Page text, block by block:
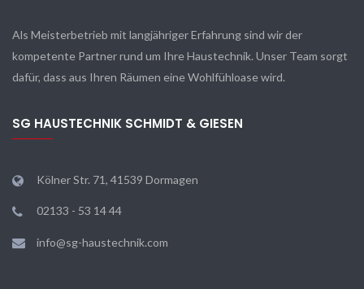
Als Meisterbetrieb mit langjähriger Erfahrung sind wir der
kompetente Partner rund um Ihre Haustechnik. Unser Team sorgt
dafür, dass aus Ihren Räumen eine Wohlfühloase wird.
SG HAUSTECHNIK SCHMIDT & GIESEN
Kölner Str. 71, 41539 Dormagen
02133 - 53 14 44
info@sg-haustechnik.com